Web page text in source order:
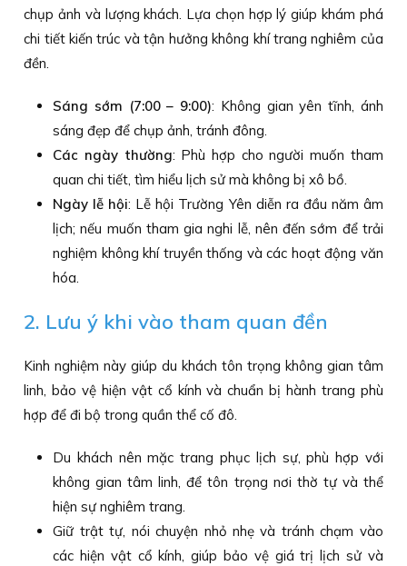
chụp ảnh và lượng khách. Lựa chọn hợp lý giúp khám phá
chi tiết kiến trúc và tận hưởng không khí trang nghiêm của
đền.
Sáng sớm (7:00 – 9:00): Không gian yên tĩnh, ánh
sáng đẹp để chụp ảnh, tránh đông.
Các ngày thường: Phù hợp cho người muốn tham
quan chi tiết, tìm hiểu lịch sử mà không bị xô bồ.
Ngày lễ hội: Lễ hội Trường Yên diễn ra đầu năm âm
lịch; nếu muốn tham gia nghi lễ, nên đến sớm để trải
nghiệm không khí truyền thống và các hoạt động văn
hóa.
2. Lưu ý khi vào tham quan đền
Kinh nghiệm này giúp du khách tôn trọng không gian tâm
linh, bảo vệ hiện vật cổ kính và chuẩn bị hành trang phù
hợp để đi bộ trong quần thể cố đô.
Du khách nên mặc trang phục lịch sự, phù hợp với
không gian tâm linh, để tôn trọng nơi thờ tự và thể
hiện sự nghiêm trang.
Giữ trật tự, nói chuyện nhỏ nhẹ và tránh chạm vào
các hiện vật cổ kính, giúp bảo vệ giá trị lịch sử và